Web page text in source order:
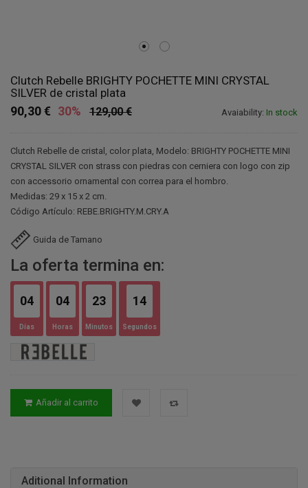
Clutch Rebelle BRIGHTY POCHETTE MINI CRYSTAL
SILVER de cristal plata
Avaiability: In stock
129,00 €
90,30 € 30%
Clutch Rebelle de cristal, color plata, Modelo: BRIGHTY POCHETTE MINI
CRYSTAL SILVER con strass con piedras con cerniera con logo con zip
con accessorio ornamental con correa para el hombro.
Medidas: 29 x 15 x 2 cm.
Código Artículo: REBE.BRIGHTY.M.CRY.A
Guida de Tamano
La oferta termina en:
04
Días
04
Horas
23
Minutos
13
Segundos
Añadir al carrito
Aditional Information